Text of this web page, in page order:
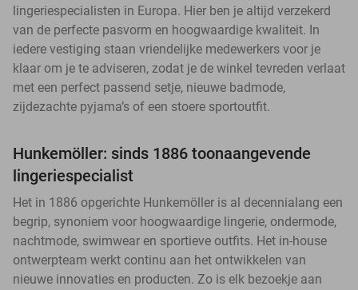
lingeriespecialisten in Europa. Hier ben je altijd verzekerd
van de perfecte pasvorm en hoogwaardige kwaliteit. In
iedere vestiging staan vriendelijke medewerkers voor je
klaar om je te adviseren, zodat je de winkel tevreden verlaat
met een perfect passend setje, nieuwe badmode,
zijdezachte pyjama’s of een stoere sportoutfit.
Hunkemöller: sinds 1886 toonaangevende
lingeriespecialist
Het in 1886 opgerichte Hunkemöller is al decennialang een
begrip, synoniem voor hoogwaardige lingerie, ondermode,
nachtmode, swimwear en sportieve outfits. Het in-house
ontwerpteam werkt continu aan het ontwikkelen van
nieuwe innovaties en producten. Zo is elk bezoekje aan